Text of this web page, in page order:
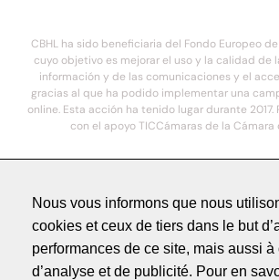
CBHL ha sido beneficiaria del Fondo Europeo
cuyo objetivo es mejorar el uso y la calidad de
información y de las comunicaciones y el
gracias al que ha podido implementar una
online. Esta acción ha tenido lugar durante 2017.
con el apoyo TICCámaras de la Cámara
© 2021. COSTA BRAVA HOTELS DE LUXE - Todos
Politique de Confidentialité
Nous vous informons que nous
cookies et ceux de tiers dans le but
performances de ce site, mais aussi à
d’analyse et de publicité. Pour en